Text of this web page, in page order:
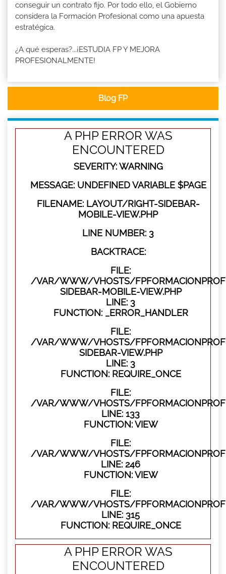
conseguir un contrato fijo. Por todo ello, el Gobierno
considera la Formación Profesional como una apuesta
estratégica.
¿A qué esperas?...¡ESTUDIA FP Y MEJORA
PROFESIONALMENTE!
Blog FP
A PHP ERROR WAS
ENCOUNTERED
SEVERITY: WARNING
MESSAGE: UNDEFINED VARIABLE $PAGE
FILENAME: LAYOUT/RIGHT-SIDEBAR-
MOBILE-VIEW.PHP
LINE NUMBER: 3
BACKTRACE:
FILE:
/VAR/WWW/VHOSTS/
SIDEBAR-MOBILE-VIEW.PHP
LINE: 3
FUNCTION: _ERROR_HANDLER
FILE:
/VAR/WWW/VHOSTS/
SIDEBAR-VIEW.PHP
LINE: 3
FUNCTION: REQUIRE_ONCE
FILE:
/VAR/WWW/VHOSTS/
LINE: 133
FUNCTION: VIEW
FILE:
/VAR/WWW/VHOSTS/
LINE: 246
FUNCTION: VIEW
FILE:
/VAR/WWW/VHOSTS/
LINE: 315
FUNCTION: REQUIRE_ONCE
A PHP ERROR WAS
ENCOUNTERED